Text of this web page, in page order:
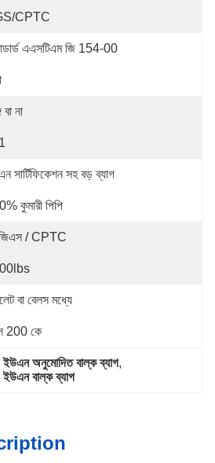
CPTC
এএসটিএম জি 154-00
বা না
সার্টিফিকেশন সহ বড় ব্যাগ
কুমারী পিপি
/ CPTC
বা বেলস মধ্যে
200 কে
ইউএন অনুমোদিত বাল্ক ব্যাগ,
ইউএন বাল্ক ব্যাগ